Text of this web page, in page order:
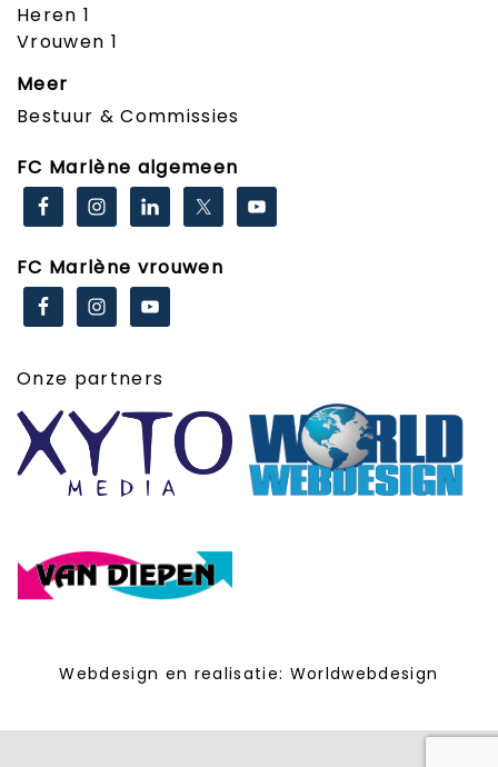
Heren 1
Vrouwen 1
Meer
Bestuur & Commissies
FC Marlène algemeen
FC Marlène vrouwen
Onze partners
Webdesign en realisatie: Worldwebdesign